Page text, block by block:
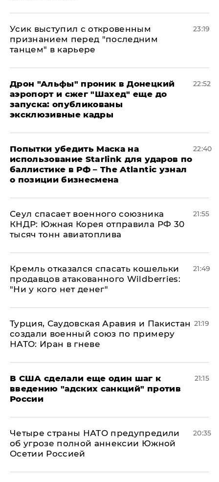
Усик выступил с откровенным
признанием перед "последним
танцем" в карьере
23:19
Дрон "Альфы" проник в Донецкий
аэропорт и сжег "Шахед" еще до
запуска: опубликованы
эксклюзивные кадры
22:52
Попытки убедить Маска на
использование Starlink для ударов по
баллистике в РФ – The Atlantic узнал
о позиции бизнесмена
22:40
​Сеул спасает военного союзника
КНДР: Южная Корея отправила РФ 30
тысяч тонн авиатоплива
21:55
Кремль отказался спасать кошельки
продавцов атакованного Wildberries:
"Ни у кого нет денег"
21:49
Турция, Саудовская Аравия и Пакистан
создали военный союз по примеру
НАТО: Иран в гневе
21:19
В США сделали еще один шаг к
введению "адских санкций" против
России
21:15
Четыре страны НАТО предупредили
об угрозе полной аннексии Южной
Осетии Россией
20:35